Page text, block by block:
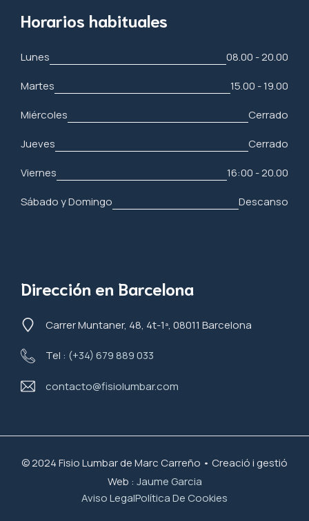
Horarios habituales
Lunes
08.00 - 20.00
Martes
15.00 - 19.00
Miércoles
Cerrado
Jueves
Cerrado
Viernes
16:00 - 20.00
Sábado y Domingo
Descanso
Dirección en Barcelona
Carrer Muntaner, 48, 4t-1ª, 08011 Barcelona
Tel : (+34) 679 889 033
contacto@fisiolumbar.com
© 2024 Fisio Lumbar de Marc Carreño • Creació i gestió
Web : Jaume Garcia
Aviso LegalPolítica De Cookies